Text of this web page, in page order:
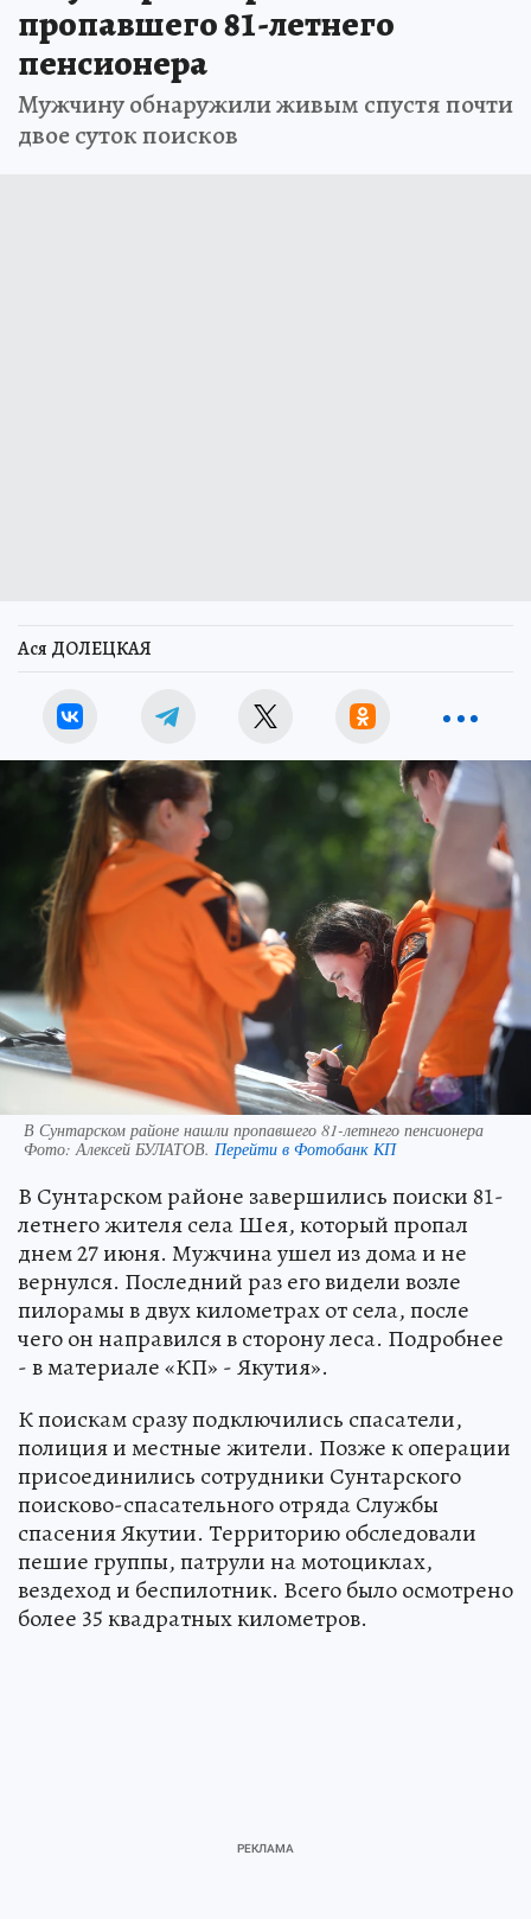
пропавшего 81-летнего
пенсионера
Мужчину обнаружили живым спустя почти
двое суток поисков
Ася ДОЛЕЦКАЯ
В Сунтарском районе нашли пропавшего 81-летнего пенсионера
Фото:Алексей БУЛАТОВ. Перейти в Фотобанк КП
В Сунтарском районе завершились поиски 81-
летнего жителя села Шея, который пропал
днем 27 июня. Мужчина ушел из дома и не
вернулся. Последний раз его видели возле
пилорамы в двух километрах от села, после
чего он направился в сторону леса. Подробнее
- в материале «КП» - Якутия».
К поискам сразу подключились спасатели,
полиция и местные жители. Позже к операции
присоединились сотрудники Сунтарского
поисково-спасательного отряда Службы
спасения Якутии. Территорию обследовали
пешие группы, патрули на мотоциклах,
вездеход и беспилотник. Всего было осмотрено
более 35 квадратных километров.